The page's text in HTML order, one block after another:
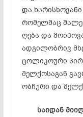
და
რომელმაც მალე
ღება და
ადგილობრივ
ცოლიკოური
მელქოსაგან
ობჩური და
საიდან